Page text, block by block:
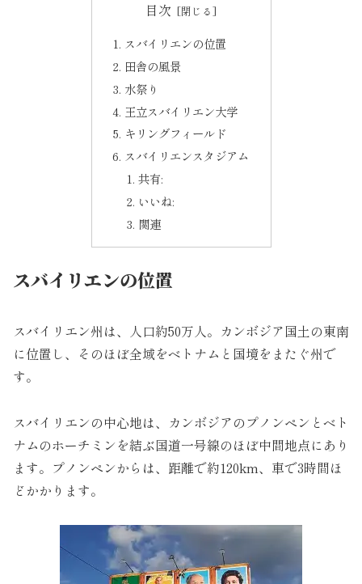
目次
スバイリエンの位置
田舎の風景
水祭り
王立スバイリエン大学
キリングフィールド
スバイリエンスタジアム
共有:
いいね:
関連
スバイリエンの位置
スバイリエン州は、人口約50万人。カンボジア国土の東南
に位置し、そのほぼ全域をベトナムと国境をまたぐ州で
す。
スバイリエンの中心地は、カンボジアのプノンペンとベト
ナムのホーチミンを結ぶ国道一号線のほぼ中間地点にあり
ます。プノンペンからは、距離で約120km、車で3時間ほ
どかかります。